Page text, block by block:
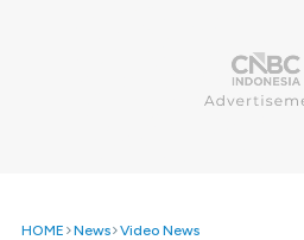
HOME News Video News